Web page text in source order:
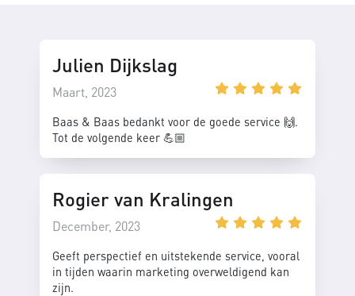
Julien Dijkslag
Maart, 2023
Baas & Baas bedankt voor de goede service 🙌.
Tot de volgende keer 💪🏼
Rogier van Kralingen
December, 2023
Geeft perspectief en uitstekende service, vooral
in tijden waarin marketing overweldigend kan
zijn.